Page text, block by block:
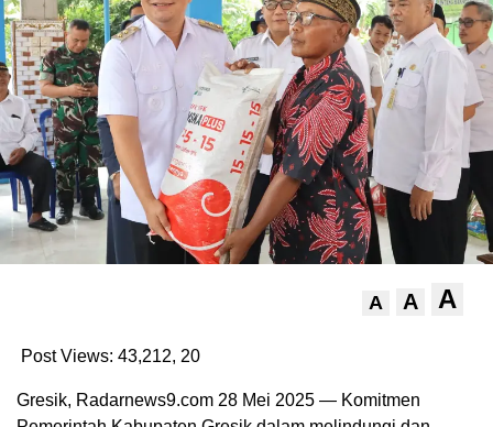
A A A
Post Views: 43,212, 20
Gresik, Radarnews9.com 28 Mei 2025 — Komitmen